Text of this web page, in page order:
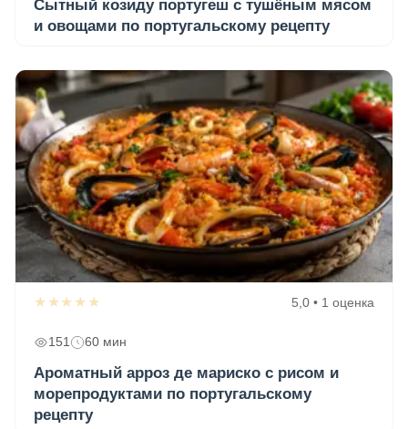
Сытный козиду португеш с тушёным мясом
и овощами по португальскому рецепту
★★★★★ 5,0 • 1 оценка
151 60 мин
Ароматный арроз де мариско с рисом и
морепродуктами по португальскому
рецепту